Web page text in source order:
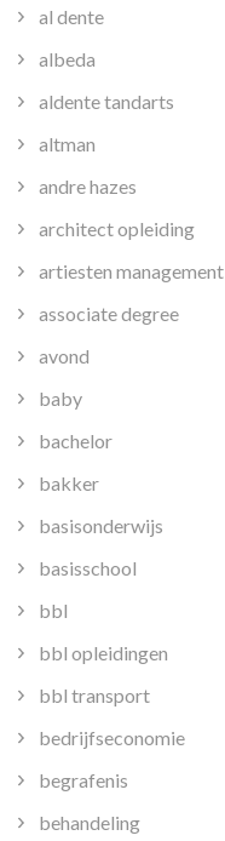
al dente
albeda
aldente tandarts
altman
andre hazes
architect opleiding
artiesten management
associate degree
avond
baby
bachelor
bakker
basisonderwijs
basisschool
bbl
bbl opleidingen
bbl transport
bedrijfseconomie
begrafenis
behandeling